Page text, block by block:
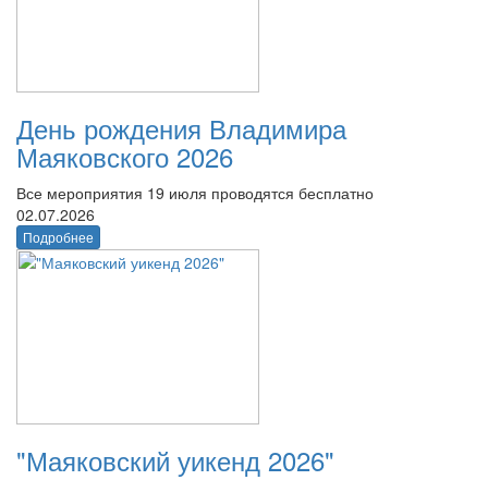
День рождения Владимира
Маяковского 2026
Все мероприятия 19 июля проводятся бесплатно
02.07.2026
Подробнее
"Маяковский уикенд 2026"